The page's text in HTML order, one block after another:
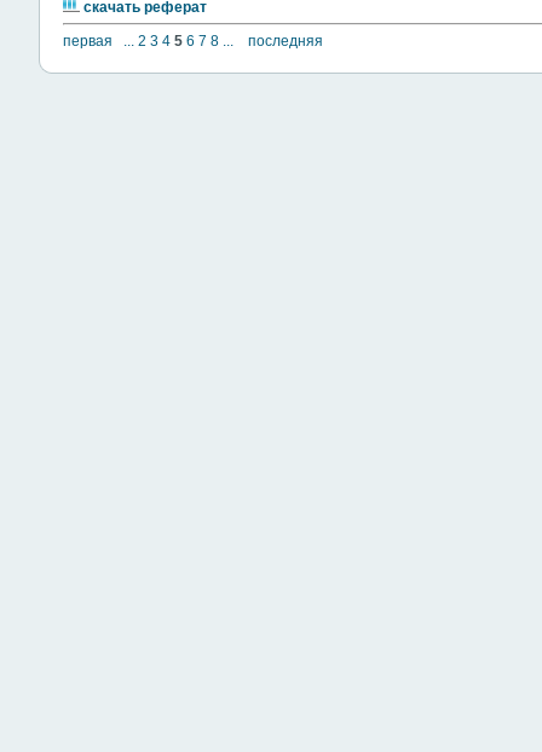
скачать реферат
первая
... 2 3 4 5 6 7 8 ... последняя